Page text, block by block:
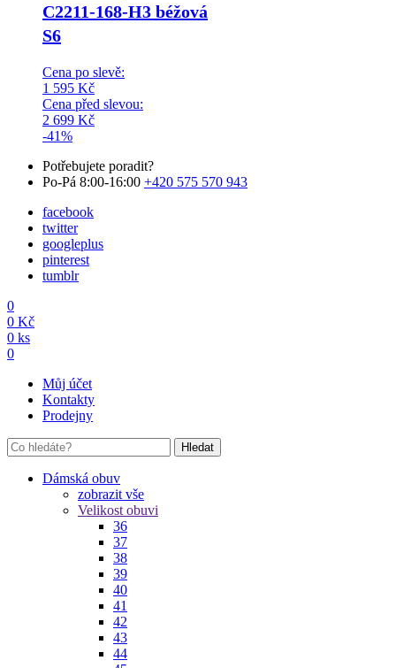
C2211-168-H3 béžová
S6
Cena po slevě:
1 595 Kč
Cena před slevou:
2 699 Kč
-41%
Potřebujete poradit?
Po-Pá 8:00-16:00 +420 575 570 943
facebook
twitter
googleplus
pinterest
tumblr
0
0 Kč
0 ks
0
Můj účet
Kontakty
Prodejny
Hledat
Dámská obuv
zobrazit vše
Velikost obuvi
36
37
38
39
40
41
42
43
44